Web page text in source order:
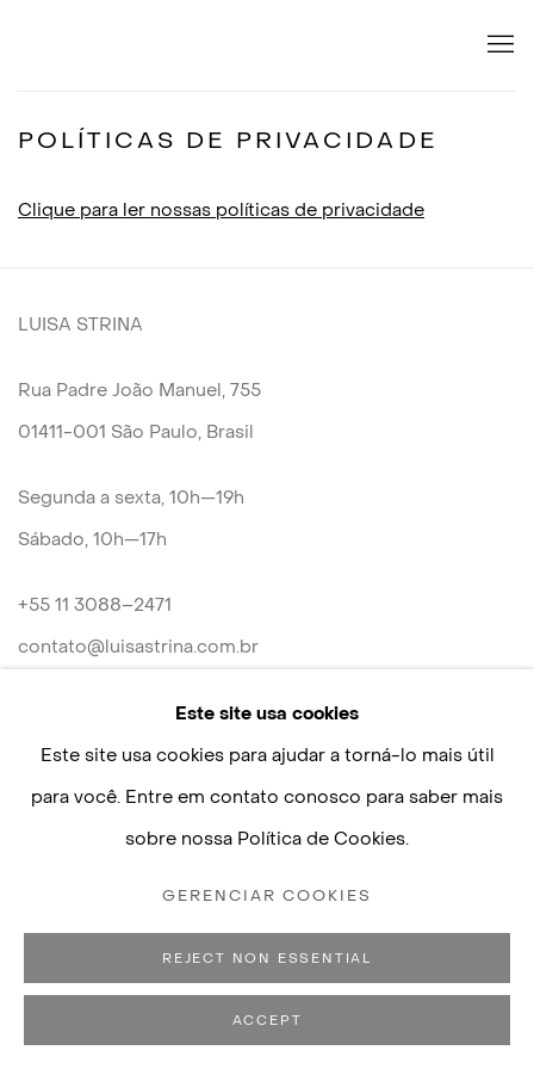
POLÍTICAS DE PRIVACIDADE
Clique para ler nossas políticas de privacidade
LUISA STRINA
Rua Padre João Manuel, 755
01411-001 São Paulo, Brasil
Segunda a sexta, 10h—19h
Sábado, 10h—17h
+55 11 3088–2471
contato@luisastrina.com.br
Políticas de Privacidade Gerenciar cookies
COPYRIGHT © 2026 LUISA STRINA
Este site usa cookies
Este site usa cookies para ajudar a torná-lo mais útil
para você. Entre em contato conosco para saber mais
sobre nossa Política de Cookies.
GERENCIAR COOKIES
REJECT NON ESSENTIAL
ACCEPT